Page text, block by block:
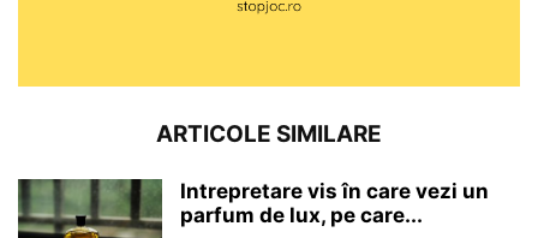
ARTICOLE SIMILARE
Intrepretare vis în care vezi un
parfum de lux, pe care...